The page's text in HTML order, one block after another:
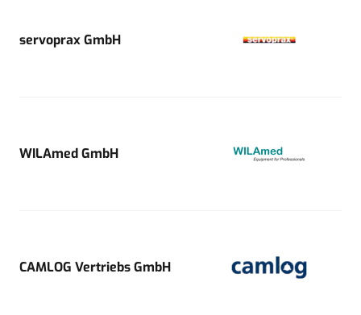
servoprax GmbH
WILAmed GmbH
CAMLOG Vertriebs GmbH